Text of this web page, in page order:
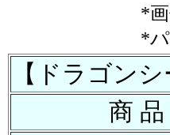
*
*
【ドラゴン
商 品